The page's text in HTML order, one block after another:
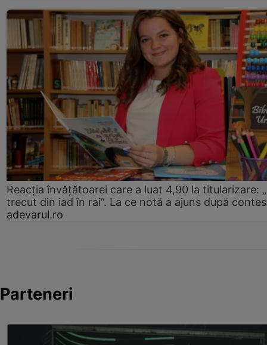
Reacția învățătoarei care a luat 4,90 la titularizare:
trecut din iad în rai”. La ce notă a ajuns după
adevarul.ro
Parteneri